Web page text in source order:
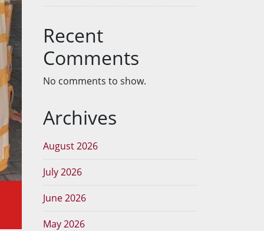
Recent
Comments
No comments to show.
Archives
August 2026
July 2026
June 2026
May 2026